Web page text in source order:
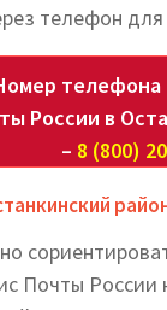
телефон для
телефона
России в
– 8 (800)
Почты России